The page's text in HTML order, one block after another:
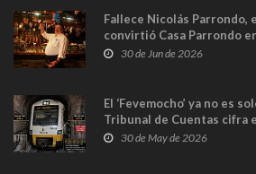
Fallece Nicolás Parrondo,
convirtió Casa Parrondo
en Madrid
30 de Jun de 2026
El ‘Fevemocho’ ya no es
Tribunal de Cuentas cifra
sobrecoste de los trenes
30 de May de 2026